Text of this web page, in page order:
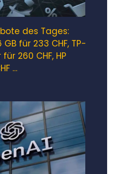
des Tages:
GB für 233 CHF, TP-
260 CHF, HP
…